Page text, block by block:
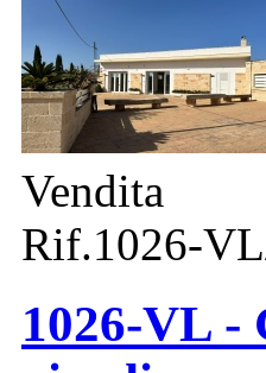
Vendita
Rif.1026-
1026-VL -